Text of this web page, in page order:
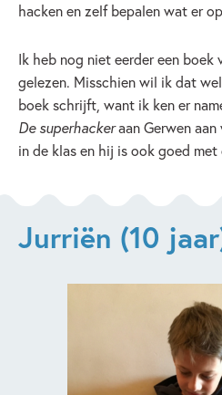
hacken en zelf bepalen wat er
Ik heb nog niet eerder een boek
gelezen. Misschien wil ik dat
boek schrijft, want ik ken er
De superhackeraan Gerwen
in de klas en hij is ook goed met
Jurriën (10